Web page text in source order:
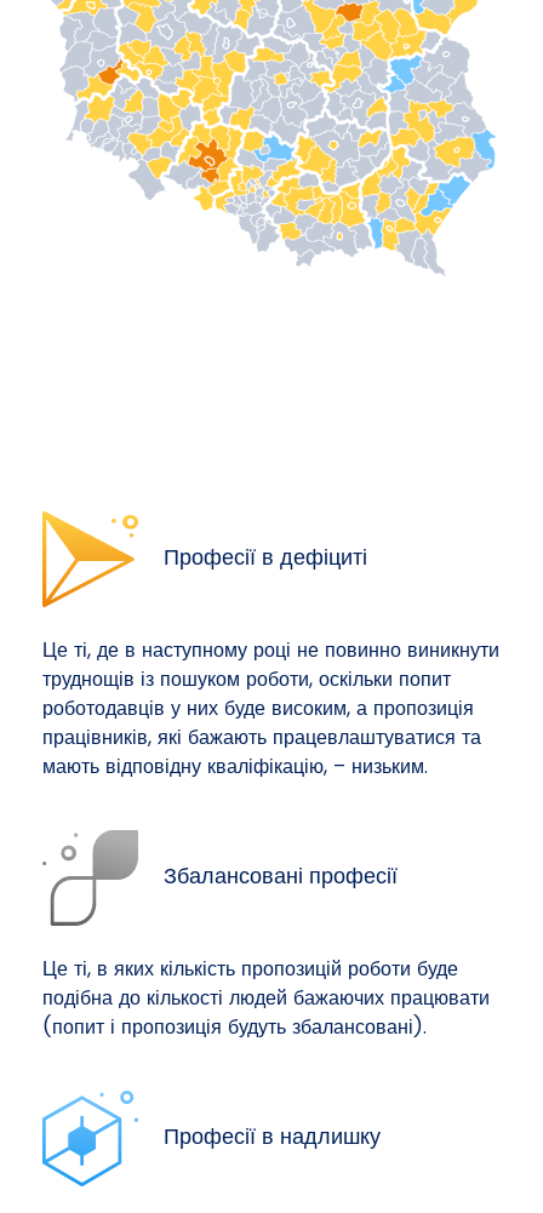
Професії в дефіциті
Це ті, де в наступному році не повинно виникнути
труднощів із пошуком роботи, оскільки попит
роботодавців у них буде високим, а пропозиція
працівників, які бажають працевлаштуватися та
мають відповідну кваліфікацію, – низьким.
Збалансовані професії
Це ті, в яких кількість пропозицій роботи буде
подібна до кількості людей бажаючих працювати
(попит і пропозиція будуть збалансовані).
Професії в надлишку